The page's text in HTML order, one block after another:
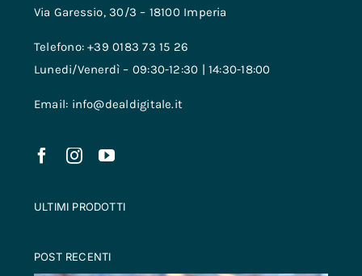
Via Garessio, 30/3 – 18100 Imperia
Telefono: +39 0183 73 15 26
Lunedi/Venerdì – 09:30-12:30 | 14:30-18:00
Email: info@dealdigitale.it
ULTIMI PRODOTTI
POST RECENTI